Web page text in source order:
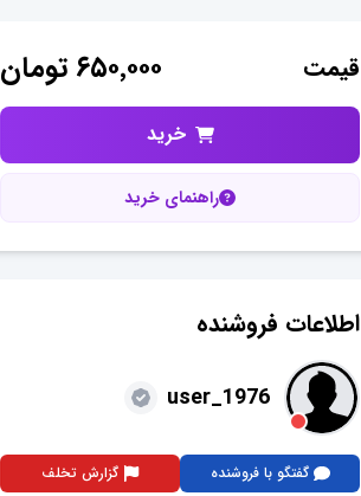
قیمت ۶۵۰٬۰۰۰ تومان
خرید
راهنمای خرید
اطلاعات فروشنده
user_1976
گفتگو با فروشنده گزارش تخلف